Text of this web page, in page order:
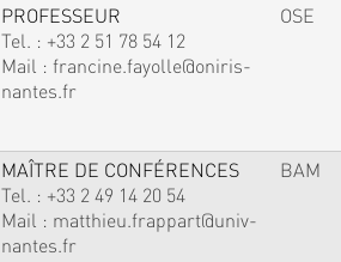
PROFESSEUR
Tel. : +33 2 51 78 54 12
Mail : francine.fayolle@oniris-
nantes.fr
OSE
MAÎTRE DE CONFÉRENCES
Tel. : +33 2 49 14 20 54
Mail : matthieu.frappart@univ-
nantes.fr
BAM